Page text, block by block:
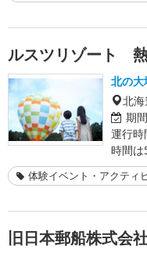
ルスツリゾート
北の大
北海
期
運行時
時間は
体験イベント・アクティ
旧日本郵船株式会